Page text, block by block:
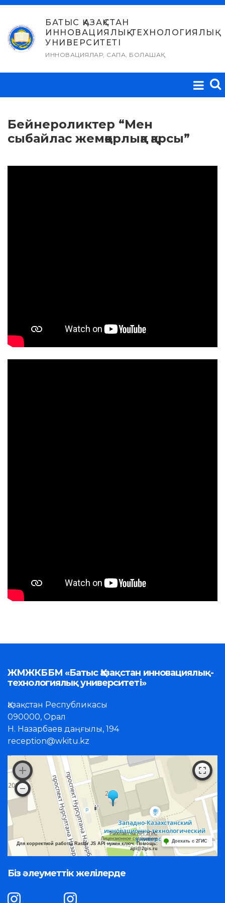
Skip
content
БАТЫС ҚАЗАҚСТАН
ИННОВАЦИЯЛЫҚ-ТЕХНОЛОГИЯЛЫҚ
УНИВЕРСИТЕТІ
ИННОВАЦИЯЛАР, САПА, БОЛАШАҚ
Бейнероликтер “Мен
сыбайлас жемқорлыққа қарсы”
ЖМЖКББМ «Батыс Қазақстан инновациялық-
технологиялық университеті»
Қазақстан Республикасы
090000, Орал
Н. Назарбаев даңғылы, 194
reception@wkitu.kz
Работает на API 2ГИС
Лицензионное соглашение
Для корректной работы Raster JS API нужен ключ. Помощь:
api@2gis.ru
Доехать с 2ГИС
Біз әлеуметтік желілерде